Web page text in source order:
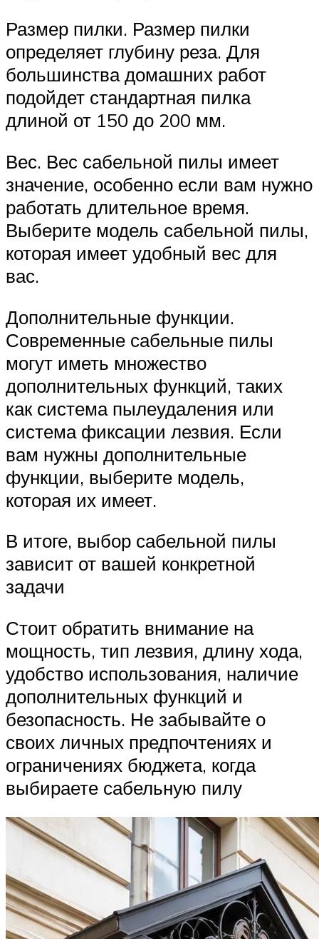
Размер пилки. Размер пилки
определяет глубину реза. Для
большинства домашних работ
подойдет стандартная пилка
длиной от 150 до 200 мм.
Вес. Вес сабельной пилы имеет
значение, особенно если вам нужно
работать длительное время.
Выберите модель сабельной пилы,
которая имеет удобный вес для
вас.
Дополнительные функции.
Современные сабельные пилы
могут иметь множество
дополнительных функций, таких
как система пылеудаления или
система фиксации лезвия. Если
вам нужны дополнительные
функции, выберите модель,
которая их имеет.
В итоге, выбор сабельной пилы
зависит от вашей конкретной
задачи
Стоит обратить внимание на
мощность, тип лезвия, длину хода,
удобство использования, наличие
дополнительных функций и
безопасность. Не забывайте о
своих личных предпочтениях и
ограничениях бюджета, когда
выбираете сабельную пилу